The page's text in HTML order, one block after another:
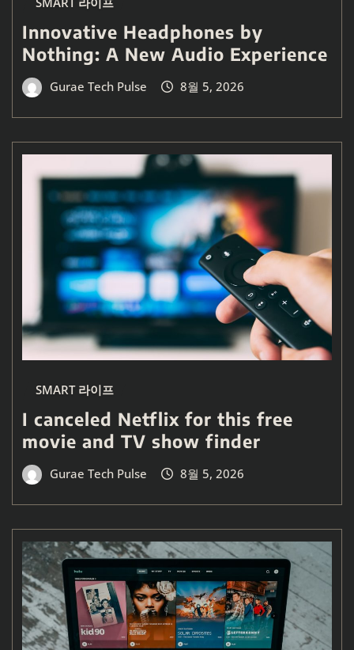
Innovative Headphones by
Nothing: A New Audio Experience
Gurae Tech Pulse 8월 5, 2026
SMART 라이프
I canceled Netflix for this free
movie and TV show finder
Gurae Tech Pulse 8월 5, 2026